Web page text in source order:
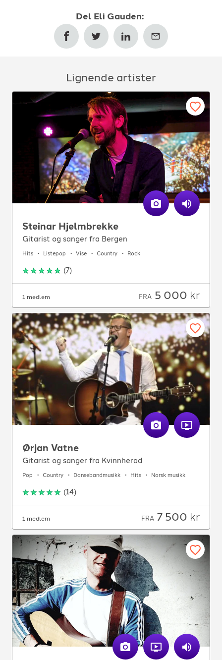
Del Eli Gauden:
Lignende artister
Steinar Hjelmbrekke
Gitarist og sanger fra Bergen
Hits Listepop Vise Country Rock
(7)
1 medlem FRA 5 000 kr
Ørjan Vatne
Gitarist og sanger fra Kvinnherad
Pop Country Dansebandmusikk Hits Norsk musikk
(14)
1 medlem FRA 7 500 kr